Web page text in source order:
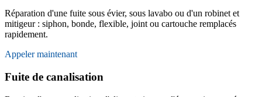
Réparation d'une fuite sous évier, sous lavabo ou d'un robinet et
mitigeur : siphon, bonde, flexible, joint ou cartouche remplacés
rapidement.
Appeler maintenant
Fuite de canalisation